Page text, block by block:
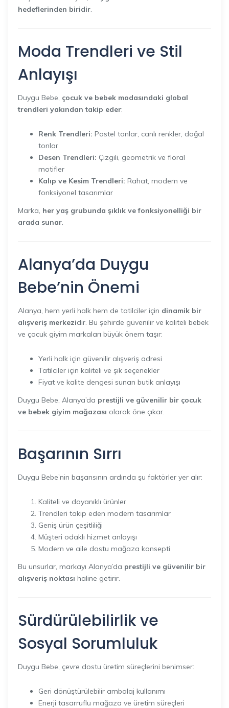
hedeflerinden biridir
Moda Trendleri ve Stil
Anlayışı
Duygu Bebe, çocuk ve bebek modasındaki global
trendleri yakından takip eder:
Renk Trendleri: Pastel tonlar, canlı renkler, doğal
tonlar
Desen Trendleri: Çizgili, geometrik ve floral
motifler
Kalıp ve Kesim Trendleri: Rahat, modern ve
fonksiyonel tasarımlar
Marka, her yaş grubunda şıklık ve fonksiyonelliği bir
arada sunar
Alanya’da Duygu
Bebe’nin Önemi
Alanya, hem yerli halk hem de tatilciler için dinamik bir
alışveriş merkezidir. Bu şehirde güvenilir ve kaliteli bebek
ve çocuk giyim markaları büyük önem taşır:
Yerli halk için güvenilir alışveriş adresi
Tatilciler için kaliteli ve şık seçenekler
Fiyat ve kalite dengesi sunan butik anlayışı
Duygu Bebe, Alanya’da prestijli ve güvenilir bir çocuk
ve bebek giyim mağazası olarak öne çıkar.
Başarının Sırrı
Duygu Bebe’nin başarısının ardında şu faktörler yer alır:
Kaliteli ve dayanıklı ürünler
Trendleri takip eden modern tasarımlar
Geniş ürün çeşitliliği
Müşteri odaklı hizmet anlayışı
Modern ve aile dostu mağaza konsepti
Bu unsurlar, markayı Alanya’da prestijli ve güvenilir bir
alışveriş noktası haline getirir.
Sürdürülebilirlik ve
Sosyal Sorumluluk
Duygu Bebe, çevre dostu üretim süreçlerini benimser:
Geri dönüştürülebilir ambalaj kullanımı
Enerji tasarruflu mağaza ve üretim süreçleri